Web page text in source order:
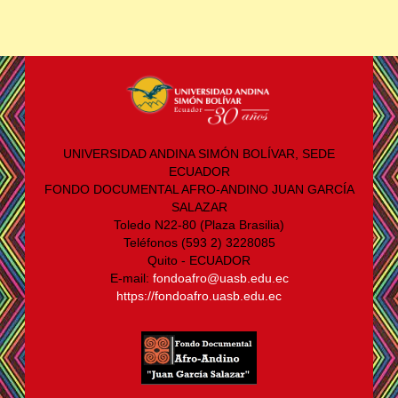
UNIVERSIDAD ANDINA SIMÓN BOLÍVAR, SEDE
ECUADOR
FONDO DOCUMENTAL AFRO-ANDINO JUAN GARCÍA
SALAZAR
Toledo N22-80 (Plaza Brasilia)
Teléfonos (593 2) 3228085
Quito - ECUADOR
E-mail: fondoafro@uasb.edu.ec
https://fondoafro.uasb.edu.ec